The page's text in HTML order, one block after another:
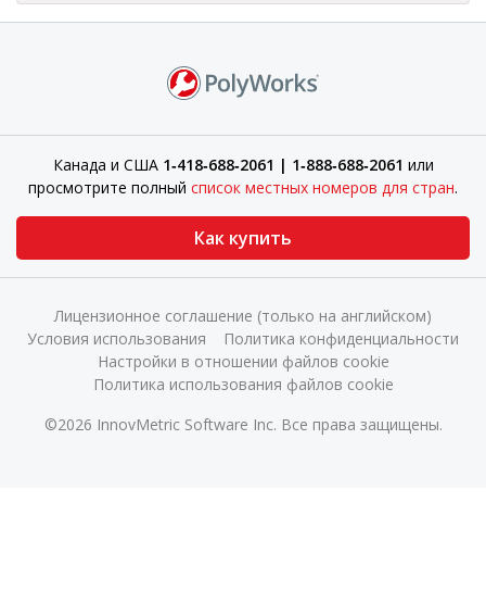
Канада и США 1‑418‑688‑2061 | 1‑888‑688‑2061 или
просмотрите полный список местных номеров для стран.
Как купить
©2026 InnovMetric Software Inc. Все права защищены.
Лицензионное соглашение (только на английском)
Условия использования
Политика конфиденциальности
Настройки в отношении файлов cookie
Политика использования файлов cookie